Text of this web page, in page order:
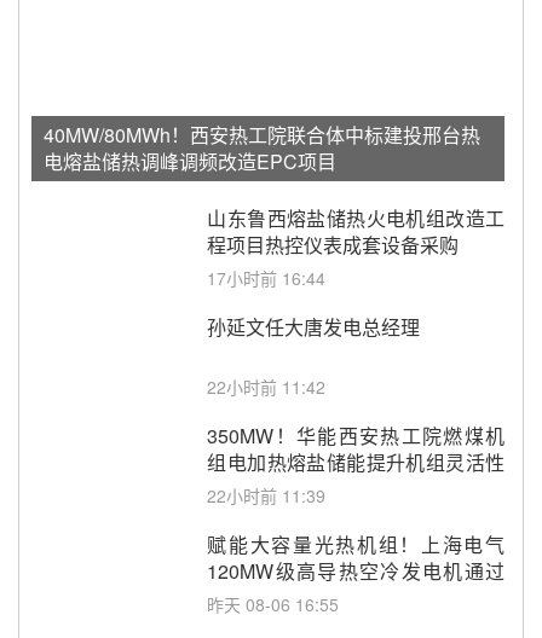
40MW/80MWh！西安热工院联合体中标建投邢台热
电熔盐储热调峰调频改造EPC项目
山东鲁西熔盐储热火电机组改造工
程项目热控仪表成套设备采购
17小时前 16:44
孙延文任大唐发电总经理
22小时前 11:42
350MW！华能西安热工院燃煤机
组电加热熔盐储能提升机组灵活性
改造项目初步设计第三方评审服务
22小时前 11:39
赋能大容量光热机组！上海电气
120MW级高导热空冷发电机通过
型式试验
昨天 08-06 16:55